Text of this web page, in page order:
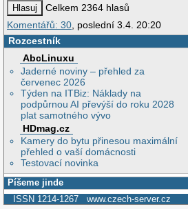
Celkem 2364 hlasů
Komentářů: 30, poslední 3.4. 20:20
Rozcestník
AbcLinuxu
Jaderné noviny – přehled za
červenec 2026
Týden na ITBiz: Náklady na
podpůrnou AI převýší do roku 2028
plat samotného vývo
HDmag.cz
Kamery do bytu přinesou maximální
přehled o vaší domácnosti
Testovací novinka
Píšeme jinde
ISSN 1214-1267 www.czech-server.cz